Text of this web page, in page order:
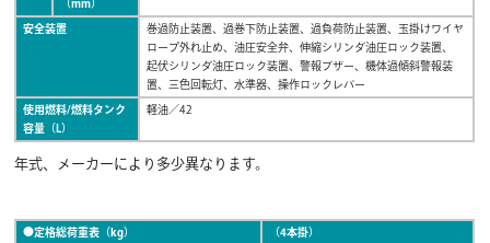
（mm）
安全装置
巻過防止装置、過巻下防止装置、過負荷防止装置、玉掛けワイヤ
ロープ外れ止め、油圧安全弁、伸縮シリンダ油圧ロック装置、
起伏シリンダ油圧ロック装置、警報ブザー、機体過傾斜警報装
置、三色回転灯、水準器、操作ロックレバー
使用燃料/燃料タンク
容量（L）
軽油／42
年式、メーカーにより多少異なります。
●定格総荷重表（kg） （4本掛）